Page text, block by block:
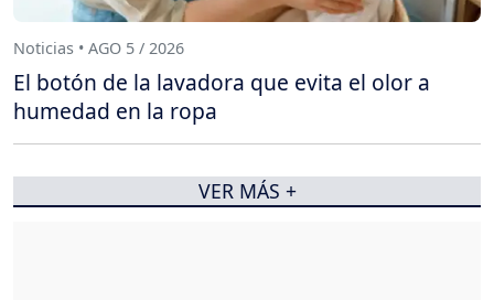
Noticias • AGO 5 / 2026
El botón de la lavadora que evita el olor a
humedad en la ropa
VER MÁS +